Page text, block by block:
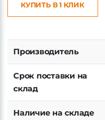
КУПИТЬ В 1 КЛИК
Производитель
Срок поставки на
склад
Наличие на складе